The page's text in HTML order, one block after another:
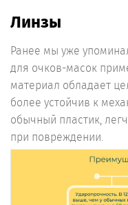
Линзы
Ранее мы уже
для очков-масок
материал обладает
более устойчив к
обычный пластик,
при повреждении.